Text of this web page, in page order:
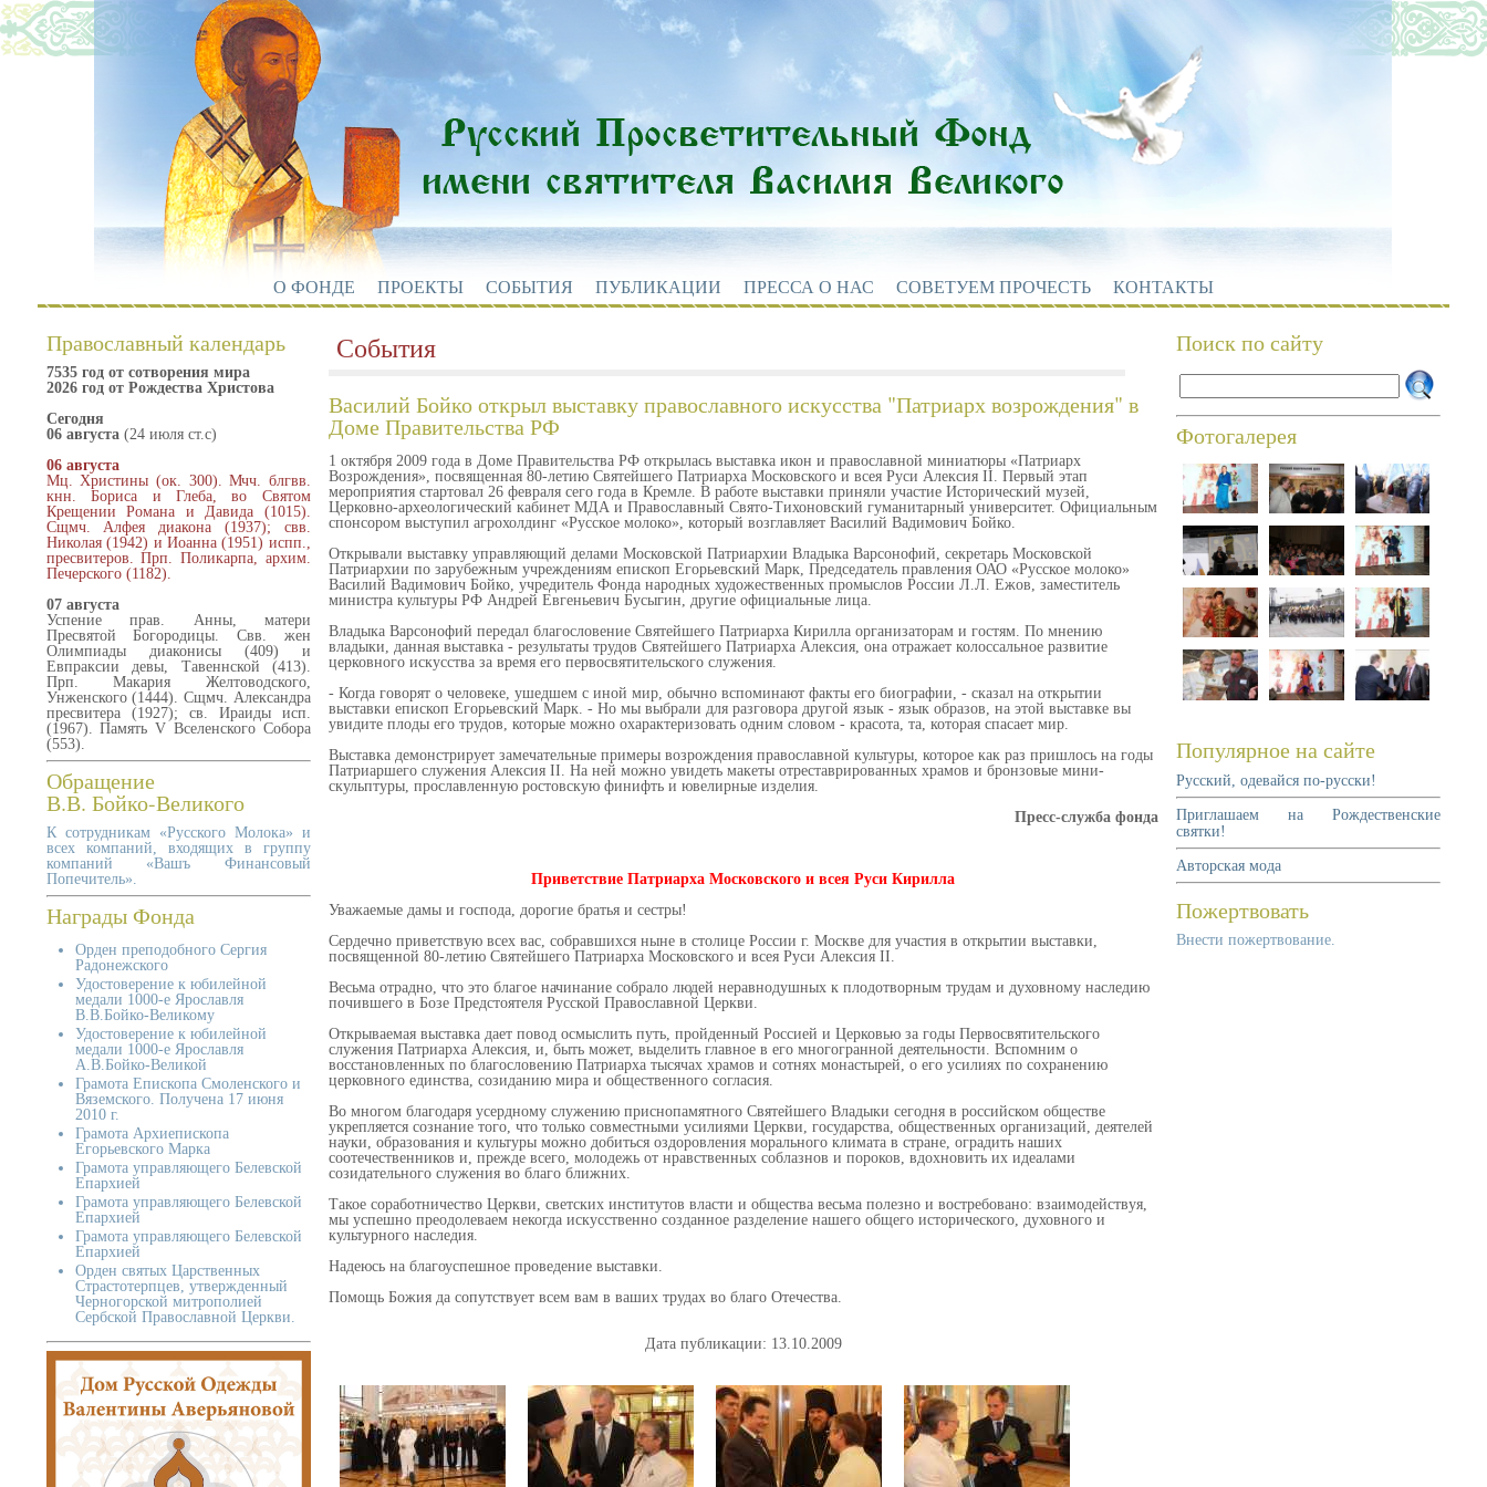
О ФОНДЕ ПРОЕКТЫ СОБЫТИЯ ПУБЛИКАЦИИ ПРЕССА О НАС СОВЕТУЕМ ПРОЧЕСТЬ КОНТАКТЫ
События
Василий Бойко открыл выставку православного искусства "Патриарх возрождения" в
Доме Правительства РФ
1 октября 2009 года в Доме Правительства РФ открылась выставка икон и православной миниатюры «Патриарх
Возрождения», посвященная 80-летию Святейшего Патриарха Московского и всея Руси Алексия II. Первый этап
мероприятия стартовал 26 февраля сего года в Кремле. В работе выставки приняли участие Исторический музей,
Церковно-археологический кабинет МДА и Православный Свято-Тихоновский гуманитарный университет. Официальным
спонсором выступил агрохолдинг «Русское молоко», который возглавляет Василий Вадимович Бойко.
Открывали выставку управляющий делами Московской Патриархии Владыка Варсонофий, секретарь Московской
Патриархии по зарубежным учреждениям епископ Егорьевский Марк, Председатель правления ОАО «Русское молоко»
Василий Вадимович Бойко, учредитель Фонда народных художественных промыслов России Л.Л. Ежов, заместитель
министра культуры РФ Андрей Евгеньевич Бусыгин, другие официальные лица.
Владыка Варсонофий передал благословение Святейшего Патриарха Кирилла организаторам и гостям. По мнению
владыки, данная выставка - результаты трудов Святейшего Патриарха Алексия, она отражает колоссальное развитие
церковного искусства за время его первосвятительского служения.
- Когда говорят о человеке, ушедшем с иной мир, обычно вспоминают факты его биографии, - сказал на открытии
выставки епископ Егорьевский Марк. - Но мы выбрали для разговора другой язык - язык образов, на этой выставке вы
увидите плоды его трудов, которые можно охарактеризовать одним словом - красота, та, которая спасает мир.
Выставка демонстрирует замечательные примеры возрождения православной культуры, которое как раз пришлось на годы
Патриаршего служения Алексия II. На ней можно увидеть макеты отреставрированных храмов и бронзовые мини-
скульптуры, прославленную ростовскую финифть и ювелирные изделия.
Пресс-cлужба фонда
Приветствие Патриарха Московского и всея Руси Кирилла
Уважаемые дамы и господа, дорогие братья и сестры!
Сердечно приветствую всех вас, собравшихся ныне в столице России г. Москве для участия в открытии выставки,
посвященной 80-летию Святейшего Патриарха Московского и всея Руси Алексия II.
Весьма отрадно, что это благое начинание собрало людей неравнодушных к плодотворным трудам и духовному наследию
почившего в Бозе Предстоятеля Русской Православной Церкви.
Открываемая выставка дает повод осмыслить путь, пройденный Россией и Церковью за годы Первосвятительского
служения Патриарха Алексия, и, быть может, выделить главное в его многогранной деятельности. Вспомним о
восстановленных по благословению Патриарха тысячах храмов и сотнях монастырей, о его усилиях по сохранению
церковного единства, созиданию мира и общественного согласия.
Во многом благодаря усердному служению приснопамятного Святейшего Владыки сегодня в российском обществе
укрепляется сознание того, что только совместными усилиями Церкви, государства, общественных организаций, деятелей
науки, образования и культуры можно добиться оздоровления морального климата в стране, оградить наших
соотечественников и, прежде всего, молодежь от нравственных соблазнов и пороков, вдохновить их идеалами
созидательного служения во благо ближних.
Такое соработничество Церкви, светских институтов власти и общества весьма полезно и востребовано: взаимодействуя,
мы успешно преодолеваем некогда искусственно созданное разделение нашего общего исторического, духовного и
культурного наследия.
Надеюсь на благоуспешное проведение выставки.
Помощь Божия да сопутствует всем вам в ваших трудах во благо Отечества.
Дата публикации: 13.10.2009
Православный календарь
7535 год от сотворения мира
2026 год от Рождества Христова
Сегодня
06 августа(24 июля ст.с)
06 августа
Мц. Христины (ок. 300). Мчч. блгвв.
кнн. Бориса и Глеба, во Святом
Крещении Романа и Давида (1015).
Сщмч. Алфея диакона (1937); свв.
Николая (1942) и Иоанна (1951) испп.,
пресвитеров. Прп. Поликарпа, архим.
Печерского (1182).
07 августа
Успение прав. Анны, матери
Пресвятой Богородицы. Свв. жен
Олимпиады диаконисы (409) и
Евпраксии девы, Тавеннской (413).
Прп. Макария Желтоводского,
Унженского (1444). Сщмч. Александра
пресвитера (1927); св. Ираиды исп.
(1967). Память V Вселенского Собора
(553).
Обращение
В.В. Бойко-Великого
К сотрудникам «Русского Молока» и
всех компаний, входящих в группу
компаний «Вашъ Финансовый
Попечитель».
Награды Фонда
Орден преподобного Сергия
Радонежского
Удостоверение к юбилейной
медали 1000-е Ярославля
В.В.Бойко-Великому
Удостоверение к юбилейной
медали 1000-е Ярославля
А.В.Бойко-Великой
Грамота Епископа Смоленского и
Вяземского. Получена 17 июня
2010 г.
Грамота Архиепископа
Егорьевского Марка
Грамота управляющего Белевской
Епархией
Грамота управляющего Белевской
Епархией
Грамота управляющего Белевской
Епархией
Орден святых Царственных
Страстотерпцев, утвержденный
Черногорской митрополией
Сербской Православной Церкви.
Поиск по сайту
Фотогалерея
Популярное на сайте
Русский, одевайся по-русски!
Приглашаем на Рождественские
святки!
Авторская мода
Пожертвовать
Внести пожертвование.